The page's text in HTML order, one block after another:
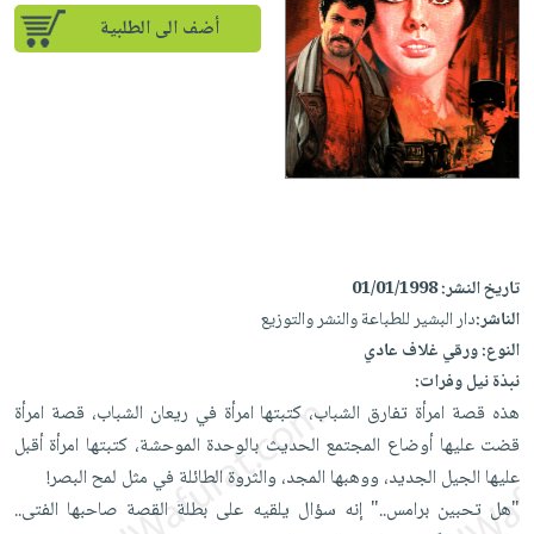
Ai
إختيارات
كتب
أكاديمية
صندوق
بلا
حدود
أسئلة
يتكرر
طرحها
Android
تحميل
iKitab
على
Apple
أسئلة
يتكرر
طرحها
تحميل
masmu3
على
masmu3
على
Apple
المواضيع
الأكثر
مبيعاً
وسائل
تعليمية
جوائز
تعليمية
الصحة
والعناية
الشخصية
جديد
أجهزة
العناية
الشخصية
العناية
وتصفيف
الشعر
العناية
بالجسم
المطبخ
والسفرة
جديد
الكل
أواني
الطهي
أدوات
متجر
الهدايا
أقسام
أضف الى الطلبية
تاريخ النشر:01/01/1998
الناشر:دار البشير للطباعة والنشر والتوزيع
النوع:ورقي غلاف عادي
نبذة نيل وفرات:
هذه قصة امرأة تفارق الشباب، كتبتها امرأة في ريعان الشباب، قصة امرأة
قضت عليها أوضاع المجتمع الحديث بالوحدة الموحشة، كتبتها امرأة أقبل
عليها الجيل الجديد، ووهبها المجد، والثروة الطائلة في مثل لمح البصر!
"هل تحبين برامس.." إنه سؤال يلقيه على بطلة القصة صاحبها الفتى..